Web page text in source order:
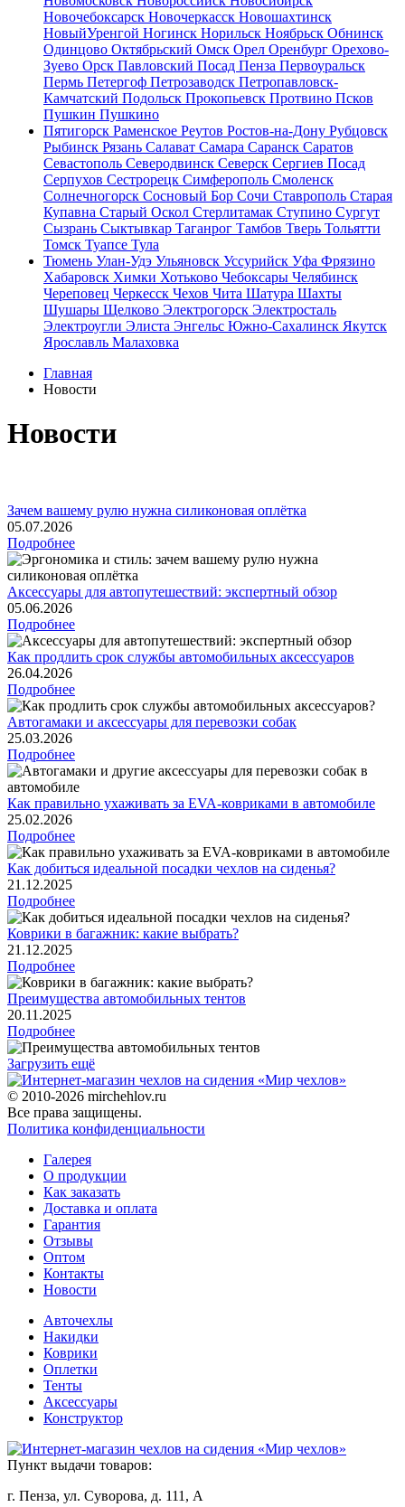
Новочебоксарск Новочеркасск Новошахтинск
НовыйУренгой Ногинск Норильск Ноябрьск Обнинск
Одинцово Октябрьский Омск Орел Оренбург Орехово-
Зуево Орск Павловский Посад Пенза Первоуральск
Пермь Петергоф Петрозаводск Петропавловск-
Камчатский Подольск Прокопьевск Протвино Псков
Пушкин Пушкино
Пятигорск Раменское Реутов Ростов-на-Дону Рубцовск
Рыбинск Рязань Салават Самара Саранск Саратов
Севастополь Северодвинск Северск Сергиев Посад
Серпухов Сестрорецк Симферополь Смоленск
Солнечногорск Сосновый Бор Сочи Ставрополь Старая
Купавна Старый Оскол Стерлитамак Ступино Сургут
Сызрань Сыктывкар Таганрог Тамбов Тверь Тольятти
Томск Туапсе Тула
Тюмень Улан-Удэ Ульяновск Уссурийск Уфа Фрязино
Хабаровск Химки Хотьково Чебоксары Челябинск
Череповец Черкесск Чехов Чита Шатура Шахты
Шушары Щелково Электрогорск Электросталь
Электроугли Элиста Энгельс Южно-Сахалинск Якутск
Ярославль Малаховка
Главная
Новости
Новости
Зачем вашему рулю нужна силиконовая оплётка
05.07.2026
Подробнее
Аксессуары для автопутешествий: экспертный обзор
05.06.2026
Подробнее
Как продлить срок службы автомобильных аксессуаров
26.04.2026
Подробнее
Автогамаки и аксессуары для перевозки собак
25.03.2026
Подробнее
Как правильно ухаживать за EVA-ковриками в автомобиле
25.02.2026
Подробнее
Как добиться идеальной посадки чехлов на сиденья?
21.12.2025
Подробнее
Коврики в багажник: какие выбрать?
21.12.2025
Подробнее
Преимущества автомобильных тентов
20.11.2025
Подробнее
Загрузить ещё
© 2010-2026 mirchehlov.ru
Все права защищены.
Политика конфиденциальности
Галерея
О продукции
Как заказать
Доставка и оплата
Гарантия
Отзывы
Оптом
Контакты
Новости
Авточехлы
Накидки
Коврики
Оплетки
Тенты
Аксессуары
Конструктор
Пункт выдачи товаров:
г. Пенза, ул. Суворова, д. 111, А